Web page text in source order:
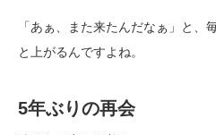
「あぁ、また来たんだなぁ」と、
と上がるんですよね。
5年ぶりの再会